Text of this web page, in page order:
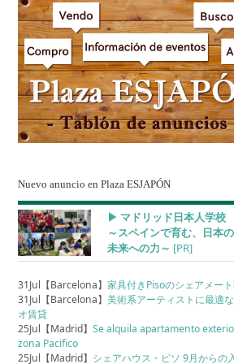
Nuevo anuncio en Plaza ESJAPÓN
▶︎ マドリッド日本人学校
～スペインで育む、日本
未来への力～ [PR]
31Jul【Barcelona】家具付きPisoのシェアメー
31Jul【Barcelona】美術系アーティストに最適
オ賃貸
25Jul【Madrid】Se alquila apartamento
zona Pacifico
25Jul【Madrid】 シェアハウス・ピソ 9月からの